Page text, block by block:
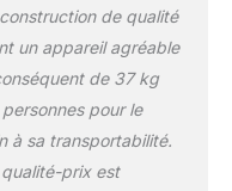
les chocs
vos
avec une
de charge
de 110 kg.
de la vitesse par
- Le tapis
de qualité
un appareil agréable
de 37 kg
pour le
à sa transportabilité.
prix est